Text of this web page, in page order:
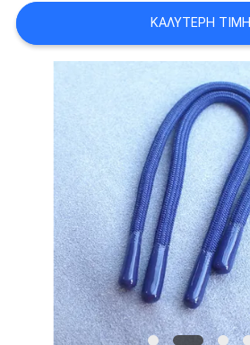
PRIVACY
POLICY
ΚΑΛΎΤΕΡΗ ΤΙΜΉ